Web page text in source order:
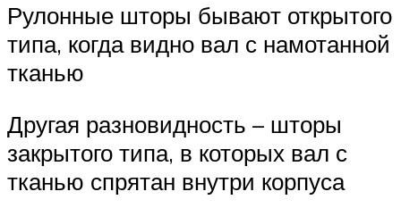
Рулонные шторы бывают открытого
типа, когда видно вал с намотанной
тканью
Другая разновидность – шторы
закрытого типа, в которых вал с
тканью спрятан внутри корпуса